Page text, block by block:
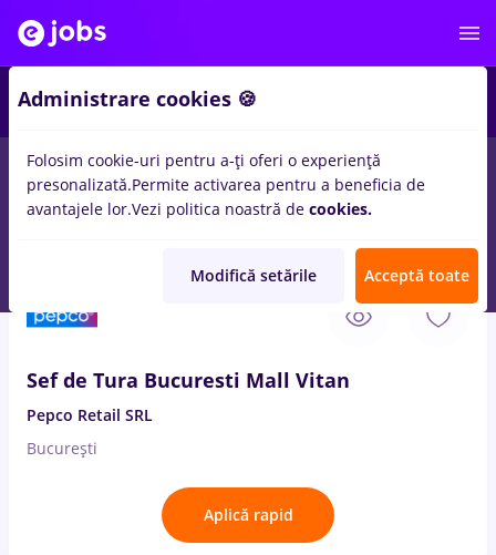
Salarii Remote (de acasă) București Cluj-
Sef de Tura Bucuresti Mall Vitan
Pepco Retail SRL
București
Aplică rapid
Administrare cookies 🍪
Folosim cookie-uri pentru a-ți oferi o experiență
presonalizată.Permite activarea pentru a beneficia de
avantajele lor.Vezi politica noastră de cookies.
Modifică setările Acceptă toate